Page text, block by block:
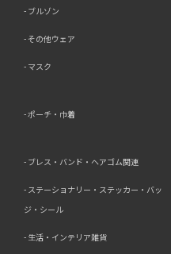
ブルゾン
その他ウェア
マスク
ポーチ・巾着
ブレス・バンド・ヘアゴム関連
ステーショナリー・ステッカー・バッ
ジ・シール
生活・インテリア雑貨